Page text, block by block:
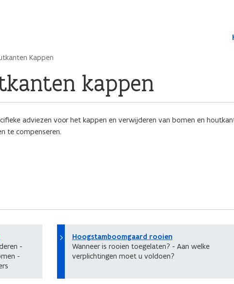
Kappen
kappen
adviezen voor het kappen en verwijderen van bomen en
te compenseren.
-
-
Hoogstamboomgaard rooien
Wanneer is rooien toegelaten? - Aan welke
verplichtingen moet u voldoen?